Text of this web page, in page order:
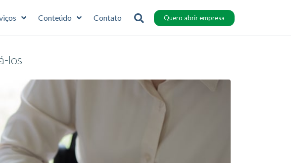
Conteúdo Contato Quero abrir empresa
los